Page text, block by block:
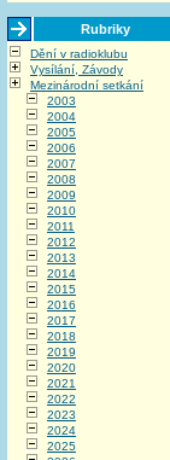
Rubriky
Dění v radioklubu
Vysílání, Závody
Mezinárodní setkání
2003
2004
2005
2006
2007
2008
2009
2010
2011
2012
2013
2014
2015
2016
2017
2018
2019
2020
2021
2022
2023
2024
2025